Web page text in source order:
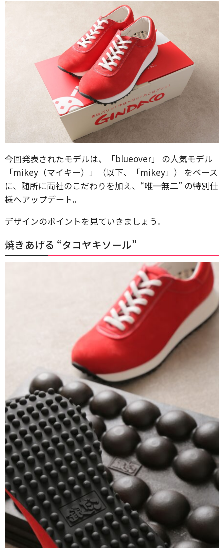
今回発表されたモデルは、「blueover」 の人気モデル
「mikey（マイキー）」（以下、「mikey」） をベース
に、随所に両社のこだわりを加え、“唯一無二” の特別仕
様へアップデート。
デザインのポイントを見ていきましょう。
焼きあげる “タコヤキソール”